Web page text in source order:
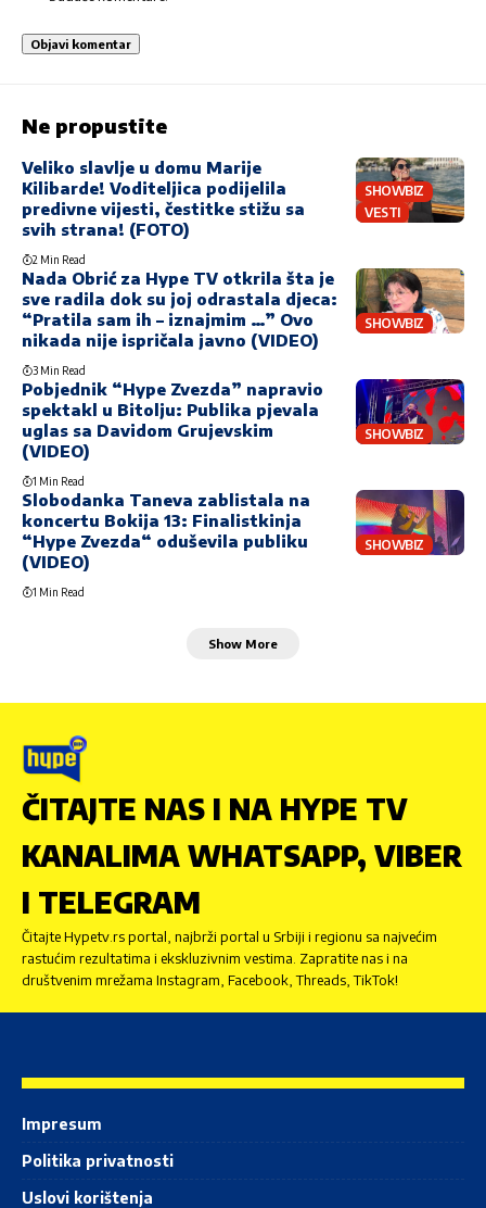
Ne propustite
SHOWBIZ
VESTI
Veliko slavlje u domu Marije
Kilibarde! Voditeljica podijelila
predivne vijesti, čestitke stižu sa
svih strana! (FOTO)
2 Min Read
SHOWBIZ
Nada Obrić za Hype TV otkrila šta je
sve radila dok su joj odrastala djeca:
“Pratila sam ih – iznajmim …” Ovo
nikada nije ispričala javno (VIDEO)
3 Min Read
SHOWBIZ
Pobjednik “Hype Zvezda” napravio
spektakl u Bitolju: Publika pjevala
uglas sa Davidom Grujevskim
(VIDEO)
1 Min Read
SHOWBIZ
Slobodanka Taneva zablistala na
koncertu Bokija 13: Finalistkinja
“Hype Zvezda“ oduševila publiku
(VIDEO)
1 Min Read
Show More
ČITAJTE NAS I NA HYPE TV
KANALIMA WHATSAPP, VIBER
I TELEGRAM
Čitajte Hypetv.rs portal, najbrži portal u Srbiji i regionu sa najvećim
rastućim rezultatima i ekskluzivnim vestima. Zapratite nas i na
društvenim mrežama Instagram, Facebook, Threads, TikTok!
Impresum
Politika privatnosti
Uslovi korištenja